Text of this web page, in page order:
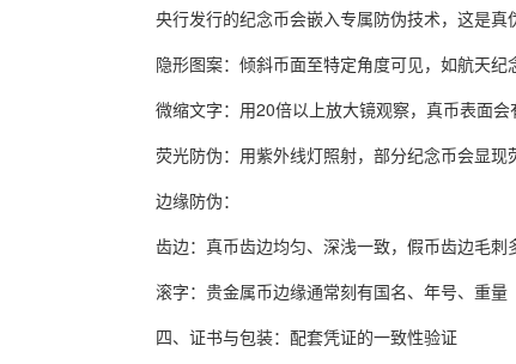
央行发行的纪念币会嵌入专属防伪技术，这是真
隐形图案：倾斜币面至特定角度可见，如航天纪
微缩文字：用20倍以上放大镜观察，真币表面会
荧光防伪：用紫外线灯照射，部分纪念币会显
边缘防伪：
齿边：真币齿边均匀、深浅一致，假币齿边毛刺
滚字：贵金属币边缘通常刻有国名、年号、重量
四、证书与包装：配套凭证的一致性验证